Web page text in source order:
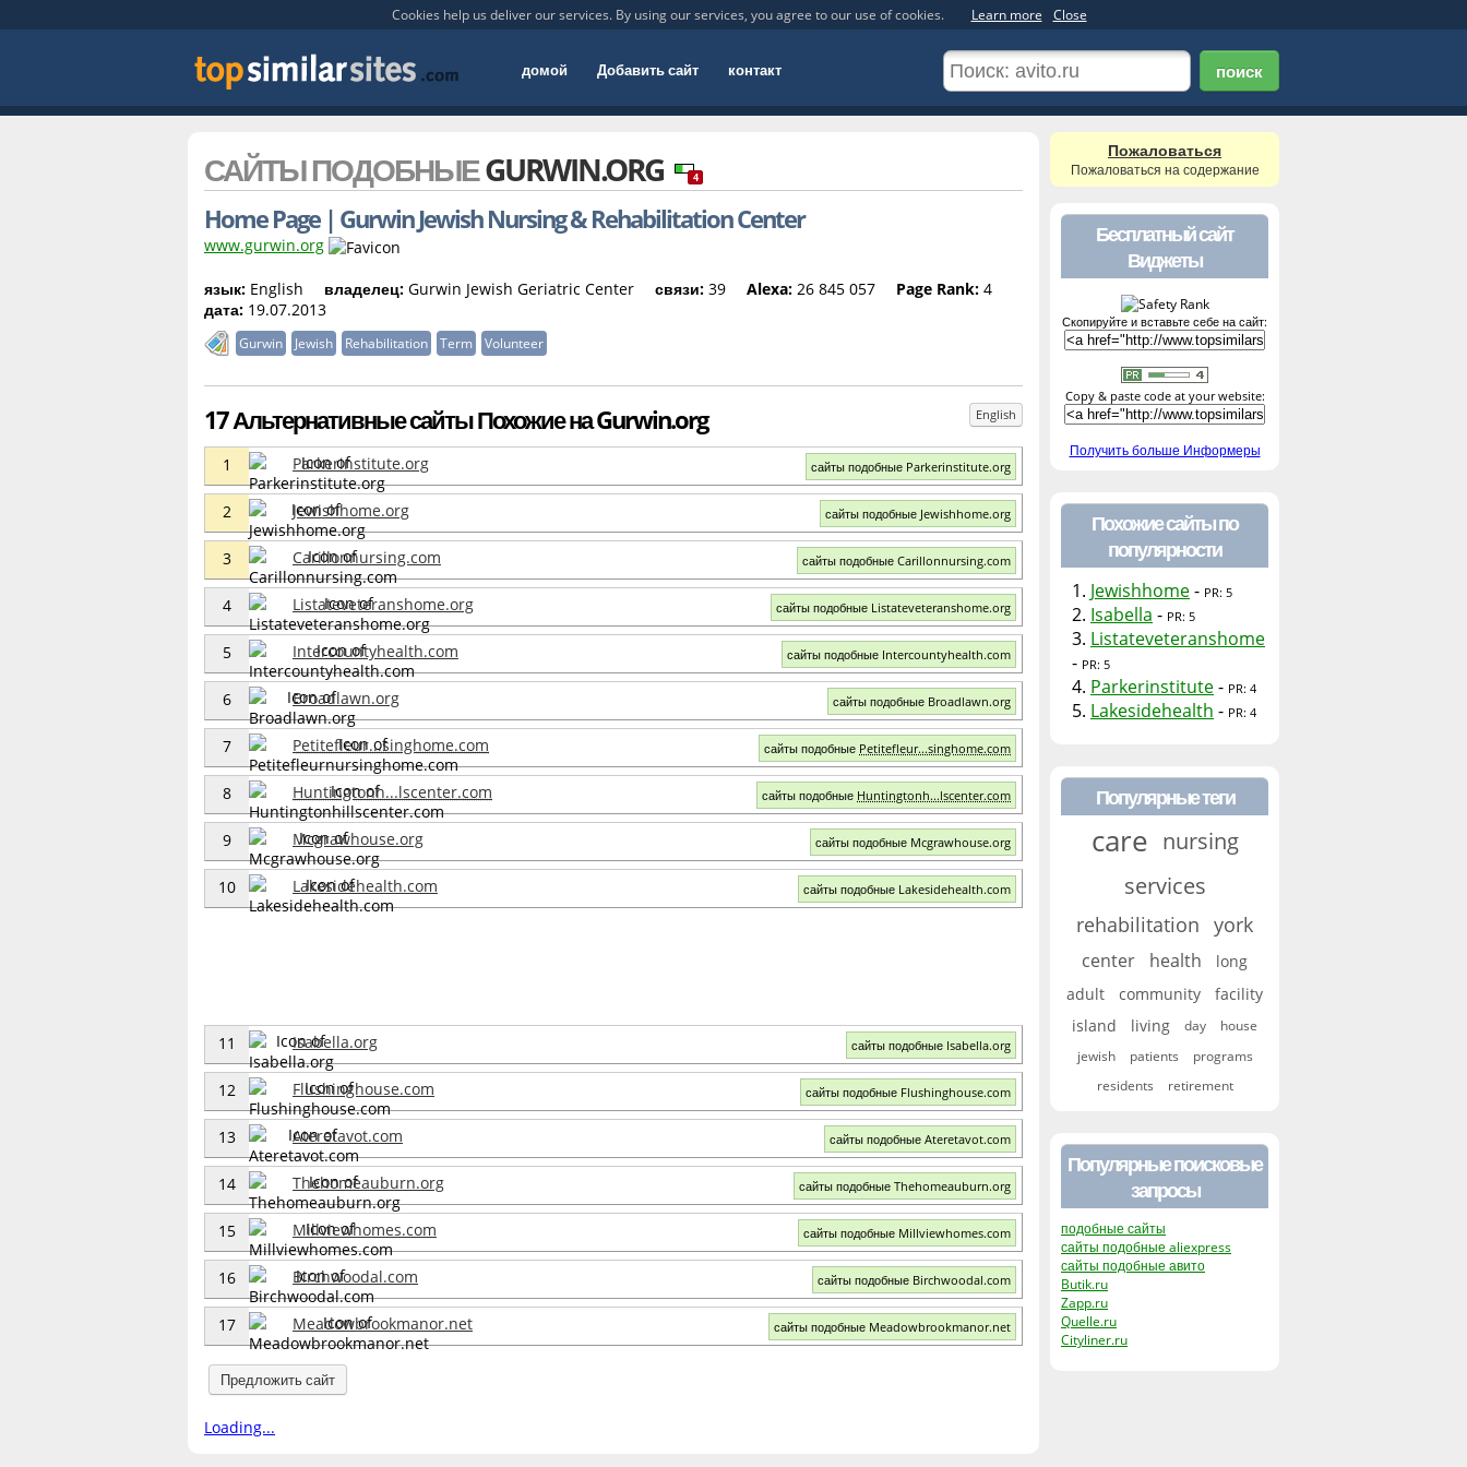
Cookies help us deliver our services. By using our services, you agree to our use of cookies. Learn more Close
домой Добавить сайт контакт поиск
САЙТЫ ПОДОБНЫЕGURWIN.ORG 4
Home Page | Gurwin Jewish Nursing & Rehabilitation Center
www.gurwin.org
язык: English владелец: Gurwin Jewish Geriatric Center связи: 39 Alexa: 26 845 057 Page Rank: 4
дата: 19.07.2013
Gurwin Jewish Rehabilitation Term Volunteer
17 Альтернативные сайты Похожие на Gurwin.org English
1 Parkerinstitute.org сайты подобные Parkerinstitute.org
2 Jewishhome.org сайты подобные Jewishhome.org
3 Carillonnursing.com сайты подобные Carillonnursing.com
4 Listateveteranshome.org сайты подобные Listateveteranshome.org
5 Intercountyhealth.com сайты подобные Intercountyhealth.com
6 Broadlawn.org сайты подобные Broadlawn.org
7 Petitefleur...singhome.com сайты подобные Petitefleur...singhome.com
8 Huntingtonh...lscenter.com сайты подобные Huntingtonh...lscenter.com
9 Mcgrawhouse.org сайты подобные Mcgrawhouse.org
10 Lakesidehealth.com сайты подобные Lakesidehealth.com
11 Isabella.org сайты подобные Isabella.org
12 Flushinghouse.com сайты подобные Flushinghouse.com
13 Ateretavot.com сайты подобные Ateretavot.com
14 Thehomeauburn.org сайты подобные Thehomeauburn.org
15 Millviewhomes.com сайты подобные Millviewhomes.com
16 Birchwoodal.com сайты подобные Birchwoodal.com
17 Meadowbrookmanor.net сайты подобные Meadowbrookmanor.net
Предложить сайт
Loading...
Пожаловаться
Пожаловаться на содержание
Бесплатный сайт
Виджеты
Скопируйте и вставьте себе на сайт:
Copy & paste code at your website:
Получить больше Информеры
Похожие сайты по
популярности
1. Jewishhome- PR: 5
2. Isabella - PR: 5
3. Listateveteranshome
- PR: 5
4. Parkerinstitute- PR: 4
5. Lakesidehealth - PR: 4
Популярные теги
care nursing
services
rehabilitation york
center health
long
adult
community
facility
island
living day
house
jewish
patients
programs
residents
retirement
Популярные поисковые
запросы
подобные сайты
сайты подобные aliexpress
сайты подобные авито
Butik.ru
Zapp.ru
Quelle.ru
Cityliner.ru